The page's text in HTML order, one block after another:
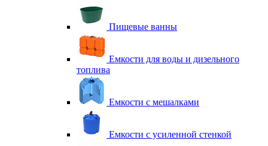
Пищевые ванны
Емкости для воды и дизельного
топлива
Емкости с мешалками
Емкости с усиленной стенкой